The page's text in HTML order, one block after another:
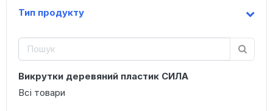
Тип продукту
Викрутки деревяний пластик СИЛА
Всі товари